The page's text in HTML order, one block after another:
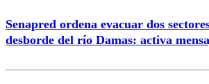
Correo
Senapred ordena evacuar dos
desborde del río Damas: activa